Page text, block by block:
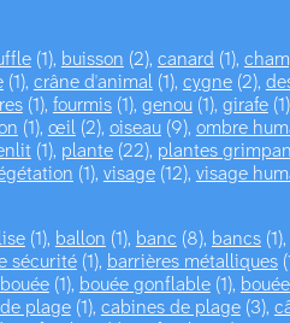
(1), buisson (2), canard (1),
(1), crâne d'animal(1), cygne(2),
(1), fourmis(1), genou(1), girafe
(1), œil(2), oiseau(9), ombre
(1), plante(22), plantes
(1), visage(12), visage
(1), ballon (1), banc (8), bancs(1),
sécurité(1), barrières métalliques
bouée(1), bouée gonflable(1),
plage(1), cabines de plage(3),